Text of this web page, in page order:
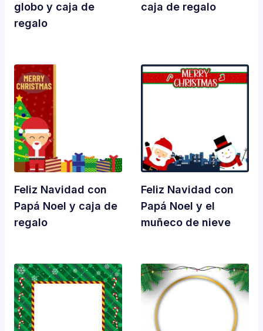
globo y caja de
regalo
caja de regalo
Feliz Navidad con
Papá Noel y caja de
regalo
Feliz Navidad con
Papá Noel y el
muñeco de nieve